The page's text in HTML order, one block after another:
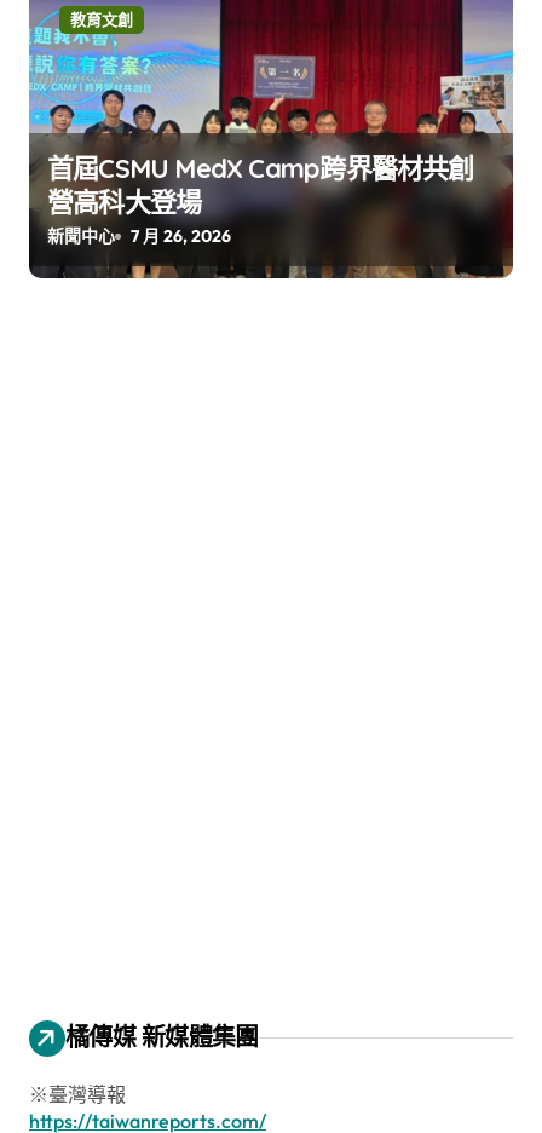
教育文創
首屆CSMU MedX Camp跨界醫材共創
營高科大登場
新聞中心 7 月 26, 2026
橘傳媒 新媒體集團
※臺灣導報
https://taiwanreports.com/